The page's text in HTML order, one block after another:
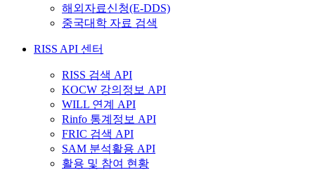
해외자료신청(E-DDS)
중국대학 자료 검색
RISS API 센터
RISS 검색 API
KOCW 강의정보 API
WILL 연계 API
Rinfo 통계정보 API
FRIC 검색 API
SAM 분석활용 API
활용 및 참여 현황